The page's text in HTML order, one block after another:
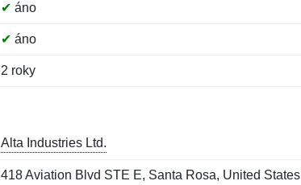
✔ áno
✔ áno
2 roky
Alta Industries Ltd.
418 Aviation Blvd STE E, Santa Rosa, United States